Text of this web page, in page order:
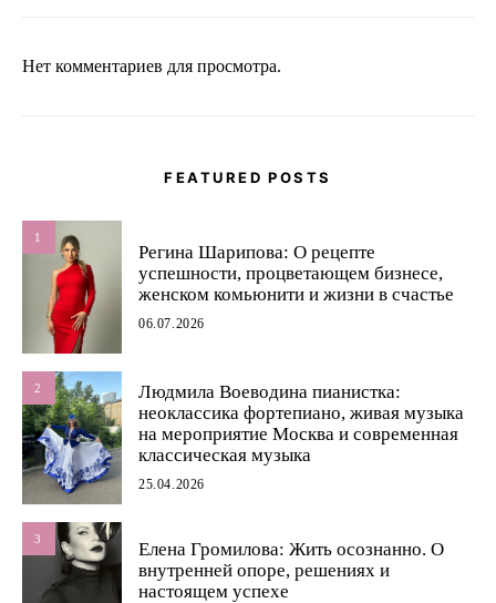
Нет комментариев для просмотра.
FEATURED POSTS
1
Регина Шарипова: О рецепте
успешности, процветающем бизнесе,
женском комьюнити и жизни в счастье
06.07.2026
2
Людмила Воеводина пианистка:
неоклассика фортепиано, живая музыка
на мероприятие Москва и современная
классическая музыка
25.04.2026
3
Елена Громилова: Жить осознанно. О
внутренней опоре, решениях и
настоящем успехе